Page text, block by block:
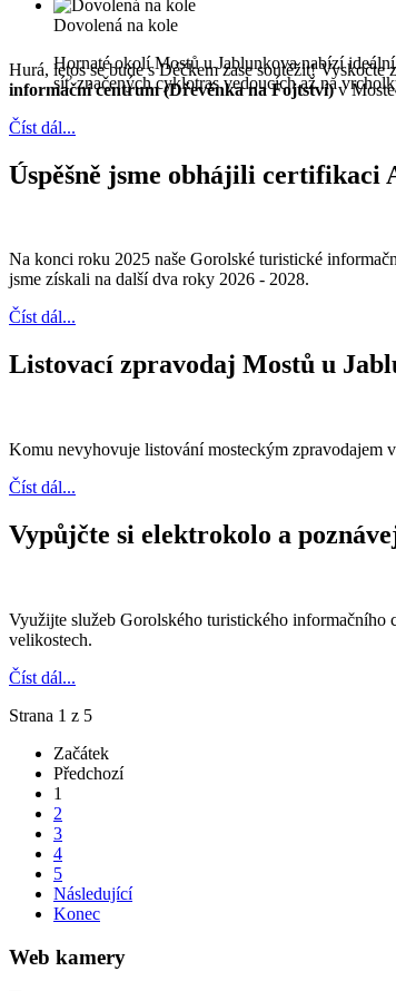
Dovolená na kole
Hornaté okolí Mostů u Jablunkova nabízí
síť značených cyklotras vedoucích až na
Hurá, letos se bude s Déčkem zase soutěžit!
informační centrum (Dřevěnka na Fojtství)v
Číst dál...
Úspěšně jsme obhájili certifikaci
Na konci roku 2025 naše Gorolské turistické
jsme získali na další dva roky 2026 - 2028.
Číst dál...
Listovací zpravodaj Mostů u
Komu nevyhovuje listování mosteckým zpravodajem
Číst dál...
Vypůjčte si elektrokolo a
Využijte služeb Gorolského turistického
velikostech.
Číst dál...
Strana 1 z 5
Začátek
Předchozí
1
2
3
4
5
Následující
Konec
Web kamery